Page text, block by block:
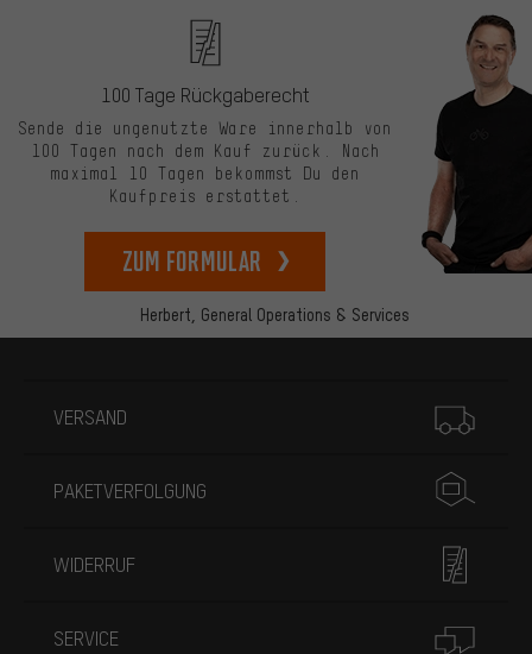
Herbert, General Operations & Services
100 Tage Rückgaberecht
Sende die ungenutzte Ware innerhalb von
100 Tagen nach dem Kauf zurück. Nach
maximal 10 Tagen bekommst Du den
Kaufpreis erstattet.
zum Formular
VERSAND
PAKETVERFOLGUNG
WIDERRUF
SERVICE